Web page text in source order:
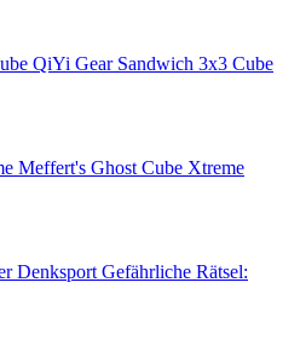
QiYi Gear Sandwich 3x3 Cube
Meffert's Ghost Cube Xtreme
Gefährliche Rätsel: